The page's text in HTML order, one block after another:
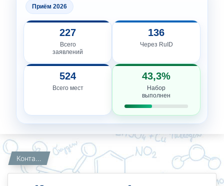
Приём 2026
227
Всего
заявлений
136
Через RuID
524
Всего мест
43,3%
Набор
выполнен
Главная Контактная информация